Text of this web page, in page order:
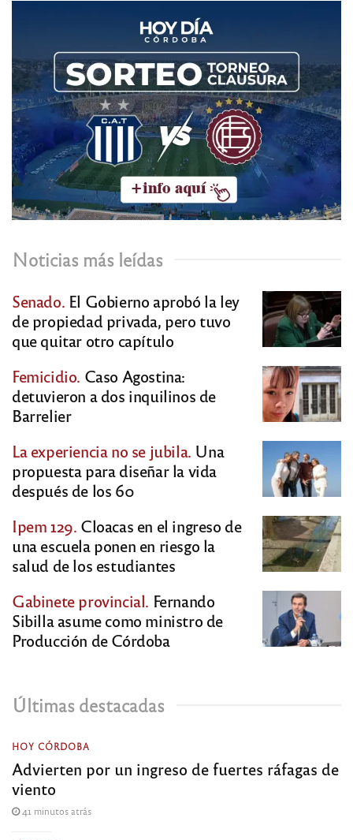
Noticias más leídas
Senado. El Gobierno aprobó la ley
de propiedad privada, pero tuvo
que quitar otro capítulo
Femicidio. Caso Agostina:
detuvieron a dos inquilinos de
Barrelier
La experiencia no se jubila. Una
propuesta para diseñar la vida
después de los 60
Ipem 129. Cloacas en el ingreso de
una escuela ponen en riesgo la
salud de los estudiantes
Gabinete provincial. Fernando
Sibilla asume como ministro de
Producción de Córdoba
Últimas destacadas
HOY CÓRDOBA
Advierten por un ingreso de fuertes ráfagas de
viento
41 minutos atrás